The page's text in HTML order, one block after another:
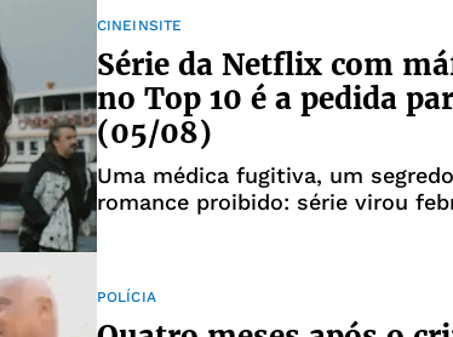
CINEINSITE
Série da Netflix com
no Top 10 é a pedida
(05/08)
Uma médica fugitiva, um
romance proibido: série virou
POLÍCIA